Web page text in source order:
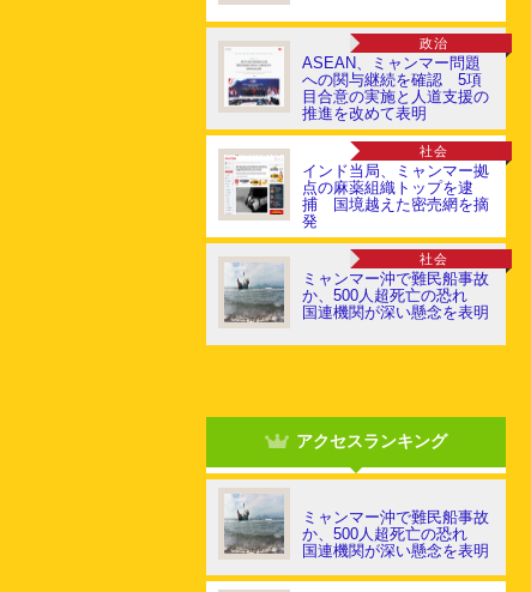
政治
ASEAN、ミャンマー問題
への関与継続を確認 5項
目合意の実施と人道支援の
推進を改めて表明
社会
インド当局、ミャンマー拠
点の麻薬組織トップを逮
捕 国境越えた密売網を摘
発
社会
ミャンマー沖で難民船事故
か、500人超死亡の恐れ
国連機関が深い懸念を表明
アクセスランキング
ミャンマー沖で難民船事故
か、500人超死亡の恐れ
国連機関が深い懸念を表明